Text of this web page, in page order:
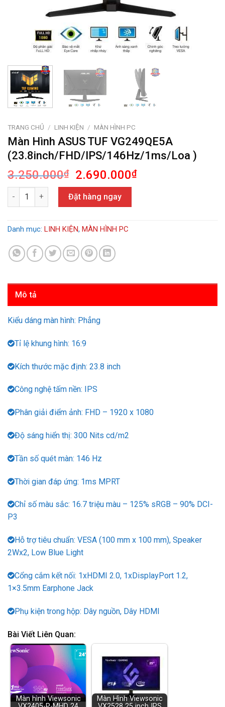
TRANG CHỦ / LINH KIỆN / MÀN HÌNH PC
Màn Hình ASUS TUF VG249QE5A
(23.8inch/FHD/IPS/146Hz/1ms/Loa )
3.250.000₫
Giá
gốc
là:
3.250.000₫.
2.690.000₫Giá
2.690.000₫.
Màn Hình ASUS TUF VG249QE5A (23.8inch/FHD/IPS/146Hz/
Đặt hàng ngay
Danh mục: LINH KIỆN, MÀN HÌNH PC
Mô tả
Kiểu dáng màn hình: Phẳng
Tỉ lệ khung hình: 16:9
Kích thước mặc định: 23.8 inch
Công nghệ tấm nền: IPS
Phân giải điểm ảnh: FHD – 1920 x 1080
Độ sáng hiển thị: 300 Nits cd/m2
Tần số quét màn: 146 Hz
Thời gian đáp ứng: 1ms MPRT
Chỉ số màu sắc: 16.7 triệu màu – 125% sRGB – 90% DCI-
P3
Hỗ trợ tiêu chuẩn: VESA (100 mm x 100 mm), Speaker
2Wx2, Low Blue Light
Cổng cắm kết nối: 1xHDMI 2.0, 1xDisplayPort 1.2,
1×3.5mm Earphone Jack
Phụ kiện trong hộp: Dây nguồn, Dây HDMI
Bài Viết Liên Quan:
Màn hình Viewsonic
Màn Hình Viewsonic